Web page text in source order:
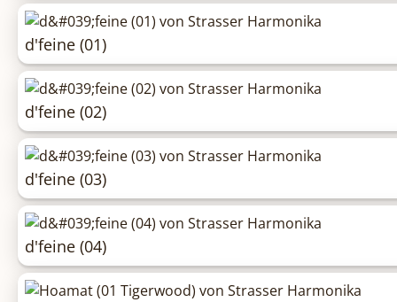
d'feine (01)
d'feine (02)
d'feine (03)
d'feine (04)